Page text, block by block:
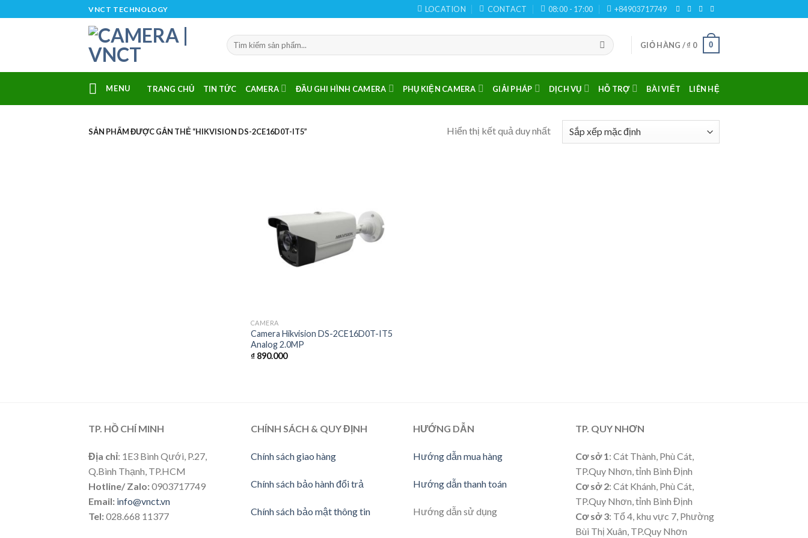
to
VNCT TECHNOLOGY LOCATION CONTACT 08:00 - 17:00 +84903717749
GIỎ HÀNG /₫ 0 0
MENU TRANG CHỦ TIN TỨC CAMERA ĐẦU GHI HÌNH CAMERA PHỤ KIỆN CAMERA GIẢI PHÁP DỊCH VỤ HỖ TRỢ BÀI VIẾT LIÊN HỆ
SẢN PHẨM ĐƯỢC GẮN THẺ “HIKVISION DS-2CE16D0T-IT5” Hiển thị kết quả duy nhất
CAMERA
Camera Hikvision DS-2CE16D0T-IT5
Analog 2.0MP
₫890.000
TP. HỒ CHÍ MINH
Địa chỉ: 1E3 Bình Qưới, P.27,
Q.Bình Thạnh, TP.HCM
Hotline/ Zalo:0903717749
Email: info@vnct.vn
Tel:028.668 11377
CHÍNH SÁCH & QUY ĐỊNH
Chính sách giao hàng
Chính sách bảo hành đổi trả
Chính sách bảo mật thông tin
HƯỚNG DẪN
Hướng dẫn mua hàng
Hướng dẫn thanh toán
Hướng dẫn sử dụng
TP. QUY NHƠN
Cơ sở 1: Cát Thành, Phù Cát,
TP.Quy Nhơn, tỉnh Bình Định
Cơ sở 2: Cát Khánh, Phù Cát,
TP.Quy Nhơn, tỉnh Bình Định
Cơ sở 3: Tổ 4, khu vực 7, Phường
Bùi Thị Xuân, TP.Quy Nhơn